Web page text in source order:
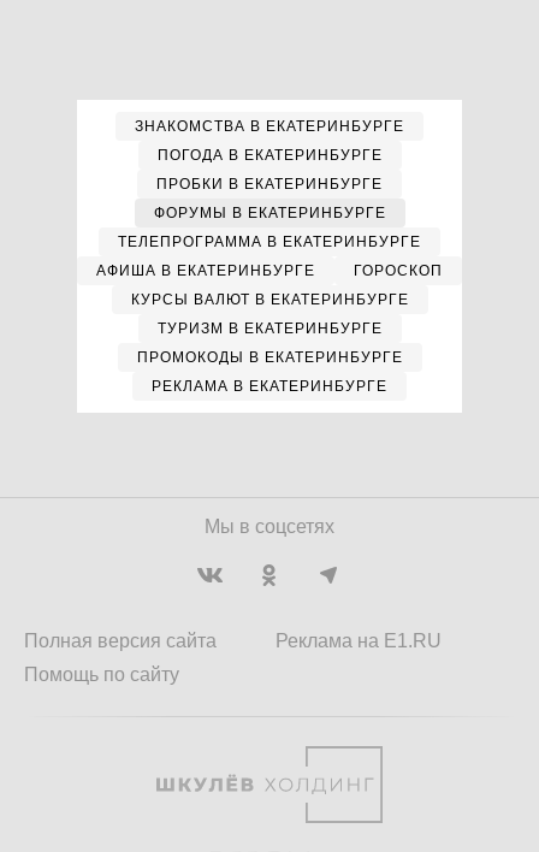
ЗНАКОМСТВА В ЕКАТЕРИНБУРГЕ
ПОГОДА В ЕКАТЕРИНБУРГЕ
ПРОБКИ В ЕКАТЕРИНБУРГЕ
ФОРУМЫ В ЕКАТЕРИНБУРГЕ
ТЕЛЕПРОГРАММА В ЕКАТЕРИНБУРГЕ
АФИША В ЕКАТЕРИНБУРГЕ
ГОРОСКОП
КУРСЫ ВАЛЮТ В ЕКАТЕРИНБУРГЕ
ТУРИЗМ В ЕКАТЕРИНБУРГЕ
ПРОМОКОДЫ В ЕКАТЕРИНБУРГЕ
РЕКЛАМА В ЕКАТЕРИНБУРГЕ
Мы в соцсетях
Полная версия сайта
Помощь по сайту
Реклама на E1.RU